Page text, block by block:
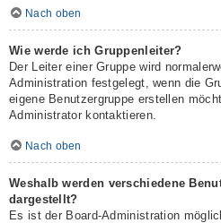
Nach oben
Wie werde ich Gruppenleiter?
Der Leiter einer Gruppe wird
Administration festgelegt, wenn die
eigene Benutzergruppe erstellen
Administrator kontaktieren.
Nach oben
Weshalb werden verschiedene
dargestellt?
Es ist der Board-Administration